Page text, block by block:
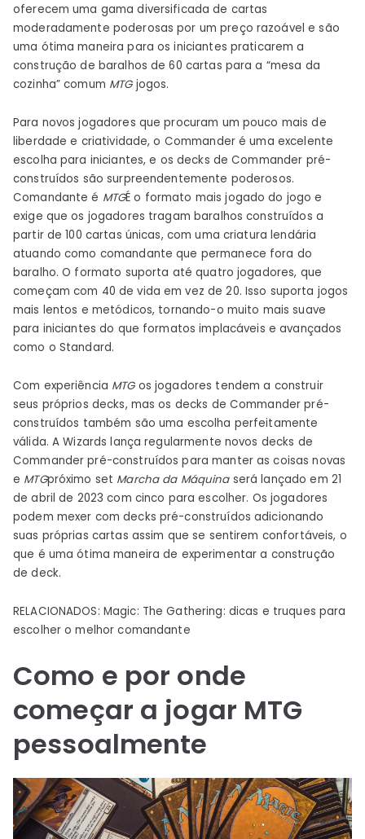
oferecem uma gama diversificada de cartas
moderadamente poderosas por um preço razoável e são
uma ótima maneira para os iniciantes praticarem a
construção de baralhos de 60 cartas para a “mesa da
cozinha” comum MTGjogos.
Para novos jogadores que procuram um pouco mais de
liberdade e criatividade, o Commander é uma excelente
escolha para iniciantes, e os decks de Commander pré-
construídos são surpreendentemente poderosos.
Comandante é MTGÉ o formato mais jogado do jogo e
exige que os jogadores tragam baralhos construídos a
partir de 100 cartas únicas, com uma criatura lendária
atuando como comandante que permanece fora do
baralho. O formato suporta até quatro jogadores, que
começam com 40 de vida em vez de 20. Isso suporta jogos
mais lentos e metódicos, tornando-o muito mais suave
para iniciantes do que formatos implacáveis ​​e avançados
como o Standard.
Com experiência MTGos jogadores tendem a construir
seus próprios decks, mas os decks de Commander pré-
construídos também são uma escolha perfeitamente
válida. A Wizards lança regularmente novos decks de
Commander pré-construídos para manter as coisas novas
e MTGpróximo set Marcha da Máquinaserá lançado em 21
de abril de 2023 com cinco para escolher. Os jogadores
podem mexer com decks pré-construídos adicionando
suas próprias cartas assim que se sentirem confortáveis, o
que é uma ótima maneira de experimentar a construção
de deck.
RELACIONADOS: Magic: The Gathering: dicas e truques para
escolher o melhor comandante
Como e por onde
começar a jogar MTG
pessoalmente